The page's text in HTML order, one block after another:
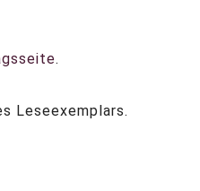
.
Leseexemplars.